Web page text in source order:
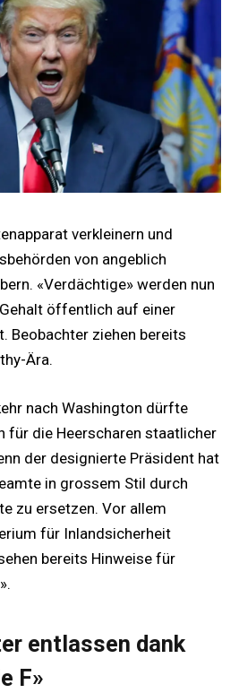
verkleinern und
von angeblich
«Verdächtige» werden nun
öffentlich auf einer
Beobachter ziehen bereits
Ära.
nach Washington dürfte
für die Heerscharen staatlicher
der designierte Präsident hat
in grossem Stil durch
zu ersetzen. Vor allem
für Inlandsicherheit
bereits Hinweise für
entlassen dank
F»